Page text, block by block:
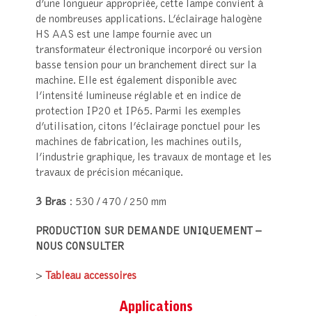
d’une longueur appropriée, cette lampe convient à
de nombreuses applications. L’éclairage halogène
HS AAS est une lampe fournie avec un
transformateur électronique incorporé ou version
basse tension pour un branchement direct sur la
machine. Elle est également disponible avec
l’intensité lumineuse réglable et en indice de
protection IP20 et IP65. Parmi les exemples
d’utilisation, citons l’éclairage ponctuel pour les
machines de fabrication, les machines outils,
l’industrie graphique, les travaux de montage et les
travaux de précision mécanique.
3 Bras : 530 / 470 / 250 mm
PRODUCTION SUR DEMANDE UNIQUEMENT –
NOUS CONSULTER
> Tableau accessoires
Applications